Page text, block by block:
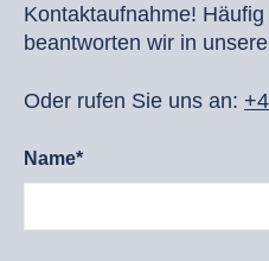
Kontaktaufnahme!
beantworten wir in
Oder rufen Sie uns an:
Name*